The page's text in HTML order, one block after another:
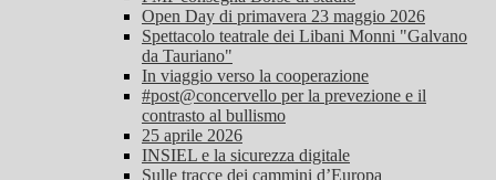
Open Day di primavera 23 maggio 2026
Spettacolo teatrale dei Libani Monni "Galvano
da Tauriano"
In viaggio verso la cooperazione
#post@concervello per la prevezione e il
contrasto al bullismo
25 aprile 2026
INSIEL e la sicurezza digitale
Sulle tracce dei cammini d’Europa